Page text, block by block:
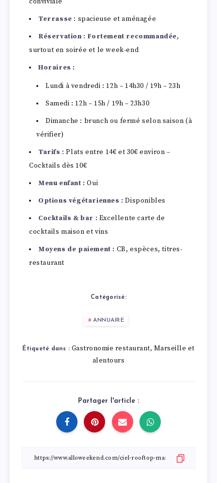
Terrasse : spacieuse et aménagée
Réservation : Fortement recommandée,
surtout en soirée et le week-end
Horaires :
Lundi à vendredi : 12h – 14h30 / 19h – 23h
Samedi : 12h – 15h / 19h – 23h30
Dimanche : brunch ou fermé selon saison (à
vérifier)
Tarifs : Plats entre 14€ et 30€ environ –
Cocktails dès 10€
Menu enfant : Oui
Options végétariennes : Disponibles
Cocktails & bar : Excellente carte de
cocktails maison et vins
Moyens de paiement : CB, espèces, titres-
restaurant
Catégorisé:
ANNUAIRE
Étiqueté dans : Gastronomie restaurant, Marseille et
alentours
Partager l'article :